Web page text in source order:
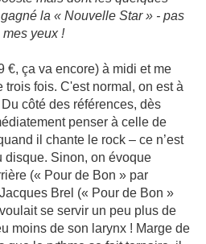
la « Nouvelle Star » - pas
yeux !
€, ça va encore) à midi et me
fois. C'est normal, on est à
côté des références, dès
penser à celle de
il chante le rock – ce n’est
disque. Sinon, on évoque
(« Pour de Bon » par
Brel (« Pour de Bon »
se servir un peu plus de
moins de son larynx ! Marge de